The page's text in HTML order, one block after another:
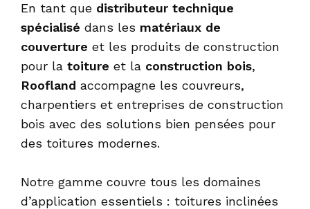
En tant que distributeur technique
spécialisé dans les matériaux de
couverture et les produits de construction
pour la toiture et la construction bois,
Roofland accompagne les couvreurs,
charpentiers et entreprises de construction
bois avec des solutions bien pensées pour
des toitures modernes.
Notre gamme couvre tous les domaines
d’application essentiels : toitures inclinées